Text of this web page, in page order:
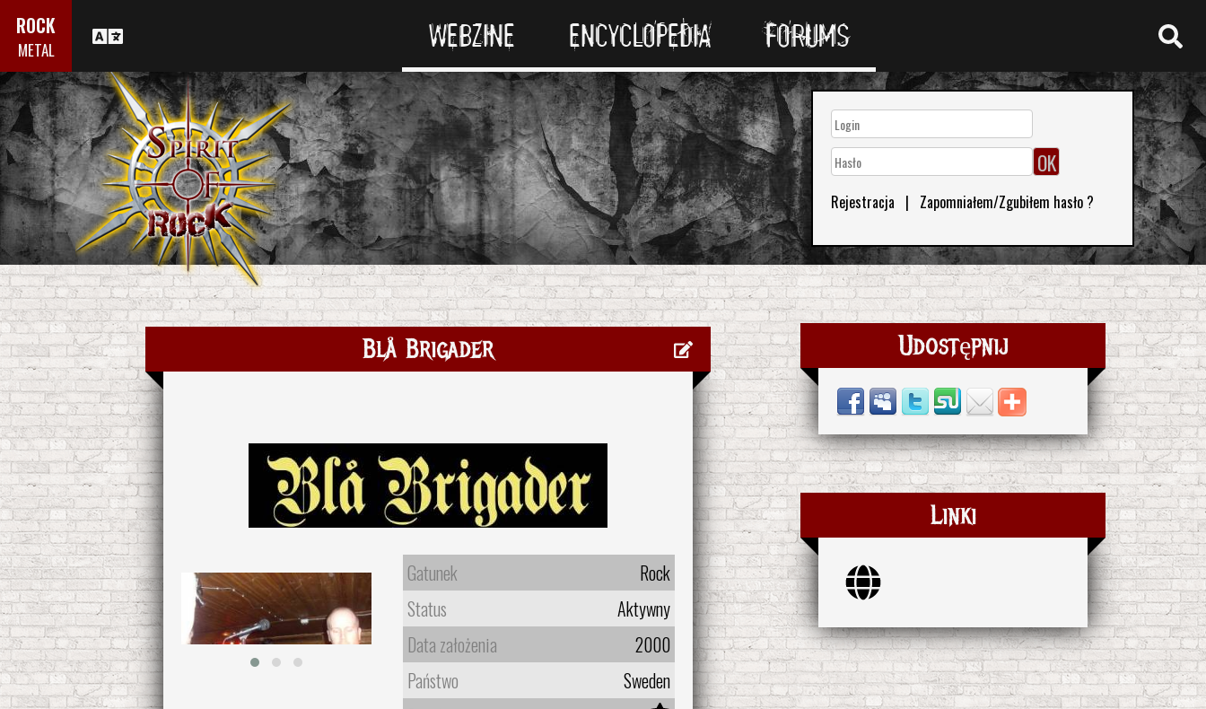
ROCK
METAL WEBZINE ENCYCLOPEDIA FORUMS
Rejestracja | Zapomniałem/Zgubiłem hasło ?
Blå Brigader
Gatunek
Rock
Status
Aktywny
Data założenia
2000
Państwo
Sweden
Udostępnij
Linki